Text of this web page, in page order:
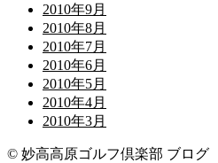
2010年9月
2010年8月
2010年7月
2010年6月
2010年5月
2010年4月
2010年3月
© 妙高高原ゴルフ倶楽部 ブログ